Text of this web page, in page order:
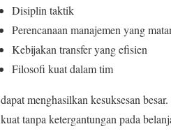
Disiplin taktik
Perencanaan manajemen yang
Kebijakan transfer yang efisien
Filosofi kuat dalam tim
dapat menghasilkan kesuksesan
kuat tanpa ketergantungan pada